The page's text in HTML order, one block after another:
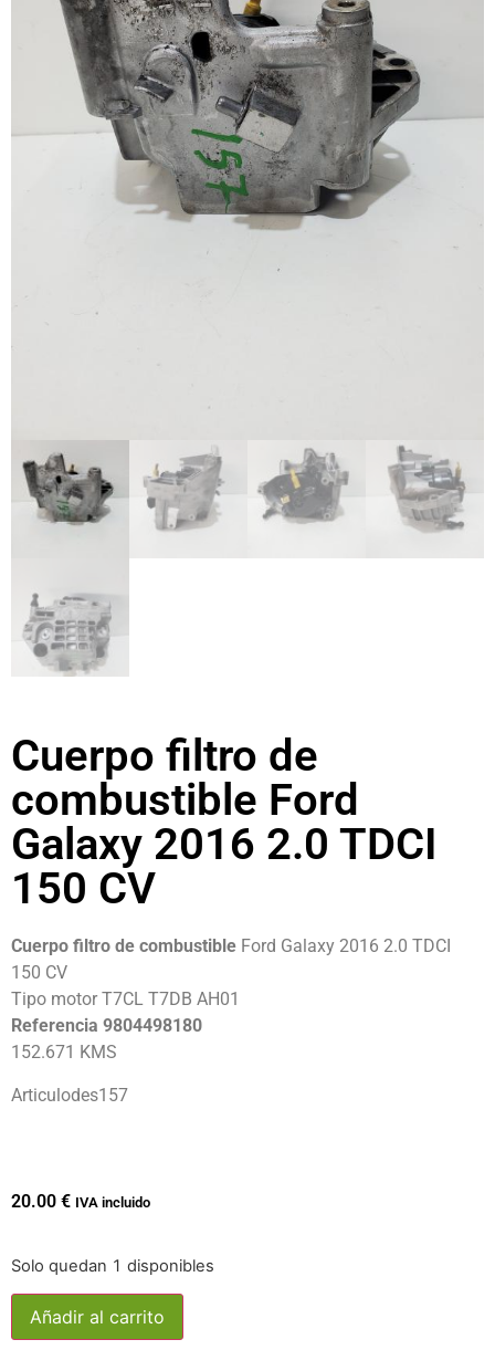
Cuerpo filtro de
combustible Ford
Galaxy 2016 2.0 TDCI
150 CV
Cuerpo filtro de combustible Ford Galaxy 2016 2.0 TDCI
150 CV
Tipo motor T7CL T7DB AH01
Referencia 9804498180
152.671 KMS
Articulodes157
20.00 € IVA incluido
Solo quedan 1 disponibles
Añadir al carrito